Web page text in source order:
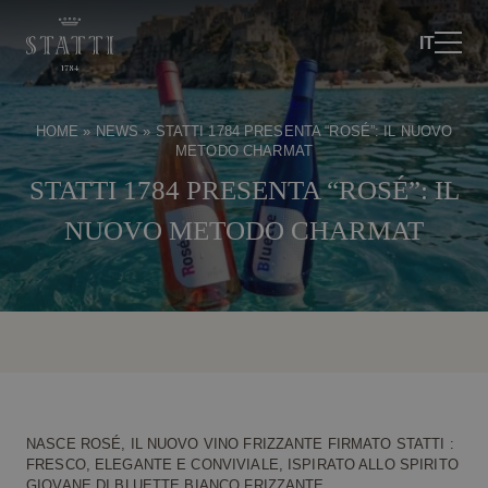
IT
HOME »NEWS» STATTI 1784 PRESENTA “ROSÉ”: IL NUOVO
METODO CHARMAT
STATTI 1784 PRESENTA “ROSÉ”: IL
NUOVO METODO CHARMAT
NASCE ROSÉ, IL NUOVO VINO FRIZZANTE FIRMATO STATTI :
FRESCO, ELEGANTE E CONVIVIALE, ISPIRATO ALLO SPIRITO